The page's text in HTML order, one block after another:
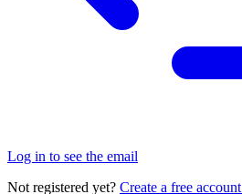
Log in to see the email
Not registered yet? Create a free account